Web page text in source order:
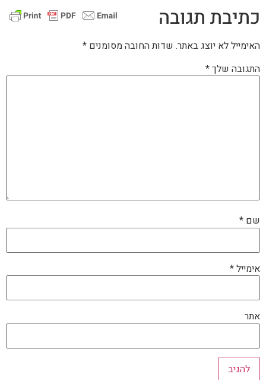
כתיבת תגובה
האימייל לא יוצג באתר. שדות החובה מסומנים *
התגובה שלך*
שם *
אימייל*
אתר